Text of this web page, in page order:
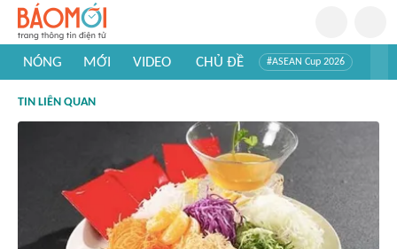
NÓNG MỚI VIDEO CHỦ ĐỀ #ASEAN Cup 2026
#Khám phá thế giới
TIN LIÊN QUAN